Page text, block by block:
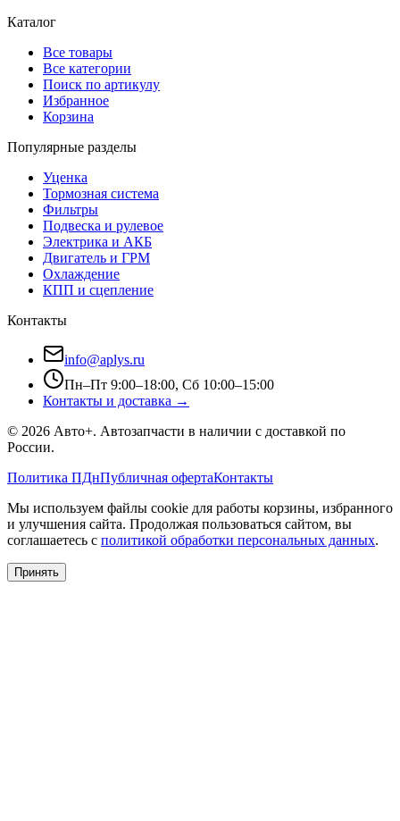
Каталог
Все товары
Все категории
Поиск по артикулу
Избранное
Корзина
Популярные разделы
Уценка
Тормозная система
Фильтры
Подвеска и рулевое
Электрика и АКБ
Двигатель и ГРМ
Охлаждение
КПП и сцепление
Контакты
info@aplys.ru
Пн–Пт 9:00–18:00, Сб 10:00–15:00
Контакты и доставка →
© 2026 Авто+. Автозапчасти в наличии с доставкой по
России.
Политика ПДнПубличная офертаКонтакты
Мы используем файлы cookie для работы корзины, избранного
и улучшения сайта. Продолжая пользоваться сайтом, вы
соглашаетесь с политикой обработки персональных данных.
Принять